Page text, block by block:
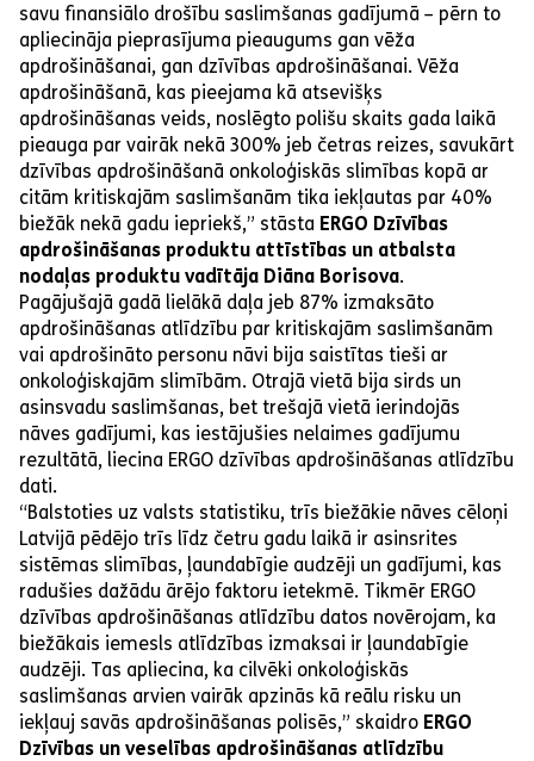
savu finansiālo drošību saslimšanas gadījumā – pērn to
apliecināja pieprasījuma pieaugums gan vēža
apdrošināšanai, gan dzīvības apdrošināšanai. Vēža
apdrošināšanā, kas pieejama kā atsevišķs
apdrošināšanas veids, noslēgto polišu skaits gada laikā
pieauga par vairāk nekā 300% jeb četras reizes, savukārt
dzīvības apdrošināšanā onkoloģiskās slimības kopā ar
citām kritiskajām saslimšanām tika iekļautas par 40%
biežāk nekā gadu iepriekš,” stāsta ERGO Dzīvības
apdrošināšanas produktu attīstības un atbalsta
nodaļas produktu vadītāja Diāna Borisova.
Pagājušajā gadā lielākā daļa jeb 87% izmaksāto
apdrošināšanas atlīdzību par kritiskajām saslimšanām
vai apdrošināto personu nāvi bija saistītas tieši ar
onkoloģiskajām slimībām. Otrajā vietā bija sirds un
asinsvadu saslimšanas, bet trešajā vietā ierindojās
nāves gadījumi, kas iestājušies nelaimes gadījumu
rezultātā, liecina ERGO dzīvības apdrošināšanas atlīdzību
dati.
“Balstoties uz valsts statistiku, trīs biežākie nāves cēloņi
Latvijā pēdējo trīs līdz četru gadu laikā ir asinsrites
sistēmas slimības, ļaundabīgie audzēji un gadījumi, kas
radušies dažādu ārējo faktoru ietekmē. Tikmēr ERGO
dzīvības apdrošināšanas atlīdzību datos novērojam, ka
biežākais iemesls atlīdzības izmaksai ir ļaundabīgie
audzēji. Tas apliecina, ka cilvēki onkoloģiskās
saslimšanas arvien vairāk apzinās kā reālu risku un
iekļauj savās apdrošināšanas polisēs,” skaidro ERGO
Dzīvības un veselības apdrošināšanas atlīdzību